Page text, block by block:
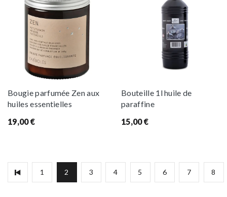
Bougie parfumée Zen aux
huiles essentielles
19,00€
Bouteille 1l huile de
paraffine
15,00€
1 2 3 4 5 6 7 8